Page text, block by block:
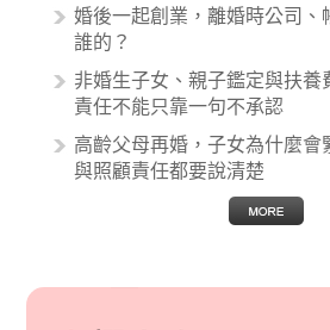
婚後一起創業，離婚時公司、
誰的？
非婚生子女、親子鑑定與扶養
責任不能只靠一句不承認
高齡父母再婚，子女為什麼會
與照顧責任都要說清楚